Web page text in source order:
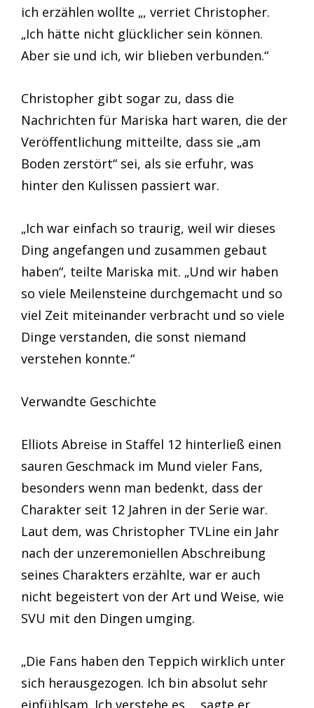
ich erzählen wollte „, verriet Christopher.
„Ich hätte nicht glücklicher sein können.
Aber sie und ich, wir blieben verbunden.“
Christopher gibt sogar zu, dass die
Nachrichten für Mariska hart waren, die der
Veröffentlichung mitteilte, dass sie „am
Boden zerstört“ sei, als sie erfuhr, was
hinter den Kulissen passiert war.
„Ich war einfach so traurig, weil wir dieses
Ding angefangen und zusammen gebaut
haben“, teilte Mariska mit. „Und wir haben
so viele Meilensteine durchgemacht und so
viel Zeit miteinander verbracht und so viele
Dinge verstanden, die sonst niemand
verstehen konnte.“
Verwandte Geschichte
Elliots Abreise in Staffel 12 hinterließ einen
sauren Geschmack im Mund vieler Fans,
besonders wenn man bedenkt, dass der
Charakter seit 12 Jahren in der Serie war.
Laut dem, was Christopher TVLine ein Jahr
nach der unzeremoniellen Abschreibung
seines Charakters erzählte, war er auch
nicht begeistert von der Art und Weise, wie
SVU mit den Dingen umging.
„Die Fans haben den Teppich wirklich unter
sich herausgezogen. Ich bin absolut sehr